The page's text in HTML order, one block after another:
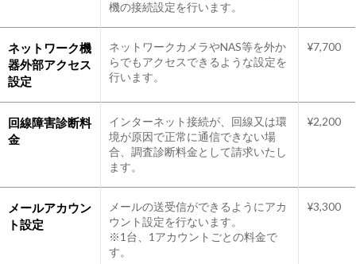
機の接続設定を行います。
ネットワーク機
器外部アクセス
設定
ネットワークカメラやNAS等を外か
らでもアクセスできるような設定を
行います。
¥7,700
回線障害診断料
金
インターネット接続が、回線又は環
境が原因で正常に通信できない場
合、調査診断料金として請求いたし
ます。
¥2,200
メールアカウン
ト設定
メールの送受信ができるようにアカ
ウント設定を行ないます。
※1台、1アカウントごとの料金で
す。
¥3,300